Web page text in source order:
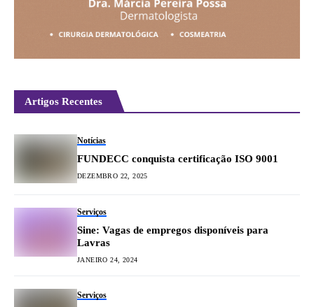
Artigos Recentes
Notícias
FUNDECC conquista certificação ISO 9001
DEZEMBRO 22, 2025
Serviços
Sine: Vagas de empregos disponíveis para
Lavras
JANEIRO 24, 2024
Serviços